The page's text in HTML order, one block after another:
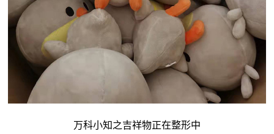
万科小知之吉祥物正在整形中